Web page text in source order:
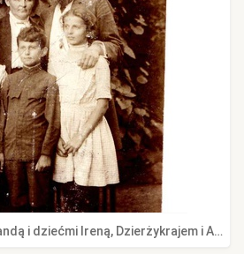
Dr Hulewicz z żoną Wandą i dziećmi Ireną, Dzierżykrajem i Anną przed domem, ok. 1913 r.